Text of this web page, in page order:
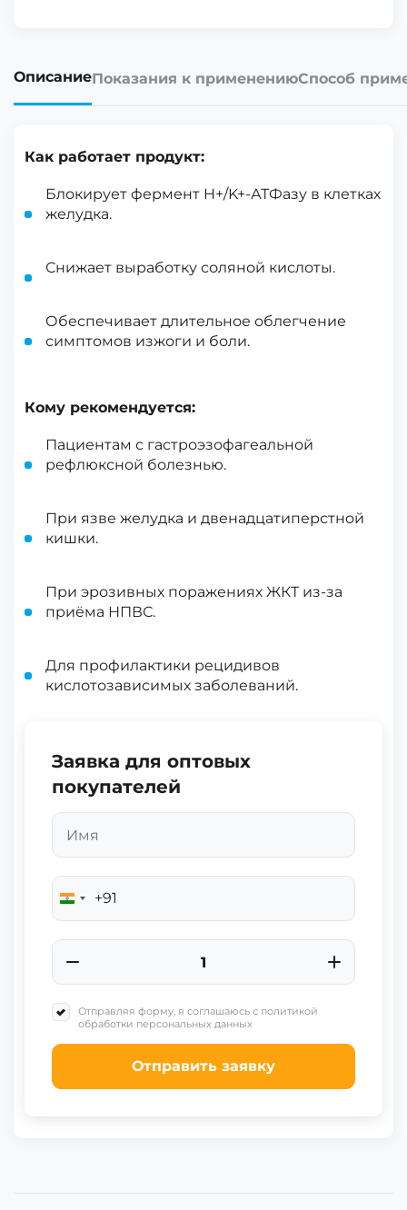
ОписаниеПоказания к применениюСпособ
Как работает продукт:
Блокирует фермент H+/K+-АТФазу в клетках
желудка.
Снижает выработку соляной кислоты.
Обеспечивает длительное облегчение
симптомов изжоги и боли.
Кому рекомендуется:
Пациентам с гастроэзофагеальной
рефлюксной болезнью.
При язве желудка и двенадцатиперстной
кишки.
При эрозивных поражениях ЖКТ из-за
приёма НПВС.
Для профилактики рецидивов
кислотозависимых заболеваний.
Заявка для оптовых
покупателей
India
+91
+91
Отправляя форму, я соглашаюсь с политикой
обработки персональных данных
Отправить заявку